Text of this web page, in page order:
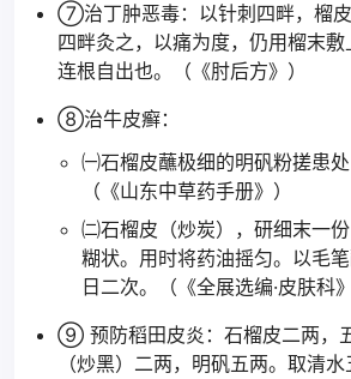
⑦治丁肿恶毒：以针刺四畔，榴
四畔灸之，以痛为度，仍用榴末敷
连根自出也。（《肘后方》）
⑧治牛皮癣：
㈠石榴皮蘸极细的明矾粉搓患处
（《山东中草药手册》）
㈡石榴皮（炒炭），研细末一
糊状。用时将药油摇匀。以毛
日二次。（《全展选编·皮肤科》
⑨ 预防稻田皮炎：石榴皮二两，
（炒黑）二两，明矾五两。取清